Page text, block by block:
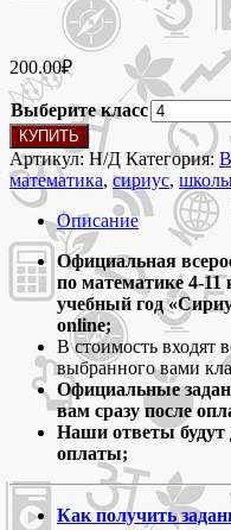
200.00₽
Выберите класс
Количество
товара
19
октября
2023
Олимпиада
Сириус
по
математике
школьный
этап
2023
задания
ответы
11
классов
КУПИТЬ
Артикул: Н/Д Категория:
математика, сириус,
Описание
Официальная
по математике 4-11
учебный год
online;
В стоимость входят
выбранного вами
Официальные
вам сразу после
Наши ответы будут
оплаты;
Как получить